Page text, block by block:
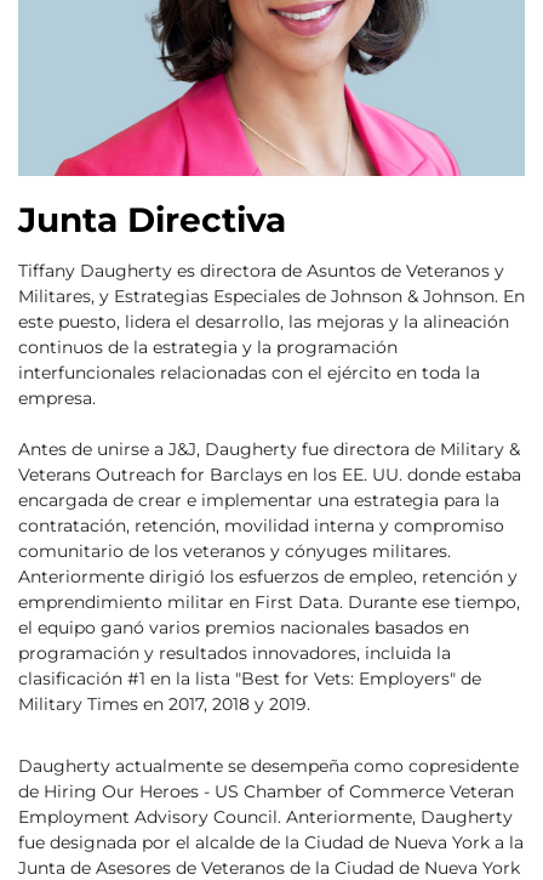
Junta Directiva
Tiffany Daugherty es directora de Asuntos de Veteranos y
Militares, y Estrategias Especiales de Johnson & Johnson. En
este puesto, lidera el desarrollo, las mejoras y la alineación
continuos de la estrategia y la programación
interfuncionales relacionadas con el ejército en toda la
empresa.
Antes de unirse a J&J, Daugherty fue directora de Military &
Veterans Outreach for Barclays en los EE. UU. donde estaba
encargada de crear e implementar una estrategia para la
contratación, retención, movilidad interna y compromiso
comunitario de los veteranos y cónyuges militares.
Anteriormente dirigió los esfuerzos de empleo, retención y
emprendimiento militar en First Data. Durante ese tiempo,
el equipo ganó varios premios nacionales basados en
programación y​​​​​​​ resultados innovadores, incluida la
clasificación #1 en la lista "Best for Vets: Employers" de
Military Times en 2017, 2018 y 2019.
Daugherty actualmente se desempeña como copresidente
de Hiring Our Heroes - US Chamber of Commerce Veteran
Employment Advisory Council. Anteriormente, Daugherty
fue designada por el alcalde de la Ciudad de Nueva York a la
Junta de Asesores de Veteranos de la Ciudad de Nueva York